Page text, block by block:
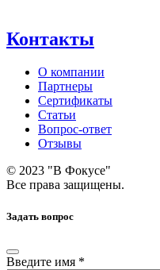
Контакты
О компании
Партнеры
Сертификаты
Статьи
Вопрос-ответ
Отзывы
© 2023 "В Фокусе"
Все права защищены.
Задать вопрос
Введите имя *